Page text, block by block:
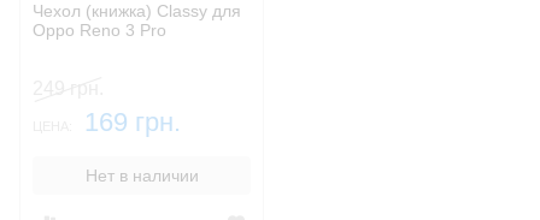
Чехол (книжка) Classy для
Oppo Reno 3 Pro
169 грн.
Нет в наличии